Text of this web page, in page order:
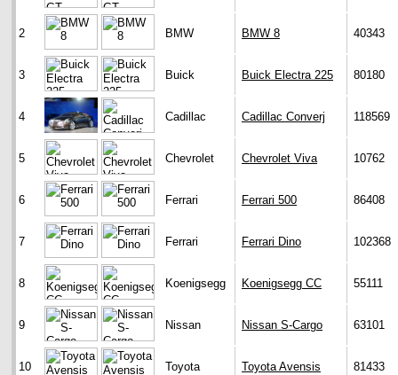
2 BMW BMW 8 40343
3 Buick Buick Electra 225 80180
4 Cadillac Cadillac Converj 118569
5 Chevrolet Chevrolet Viva 10762
6 Ferrari Ferrari 500 86408
7 Ferrari Ferrari Dino 102368
8 Koenigsegg Koenigsegg CC 55111
9 Nissan Nissan S-Cargo 63101
10 Toyota Toyota Avensis 81433